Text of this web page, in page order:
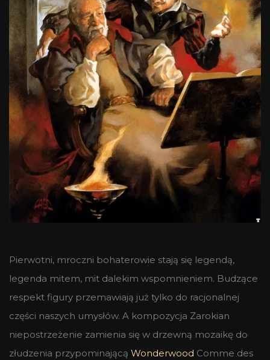
Pierwotni, mroczni bohaterowie stają się legendą,
legenda mitem, mit dalekim wspomnieniem. Budzące
respekt figury przemawiają już tylko do racjonalnej
części naszych umysłów. A kompozycja Zarokian
niepostrzeżenie zamienia się w drzewną mozaikę do
złudzenia przypominającą Wonderwood Comme des